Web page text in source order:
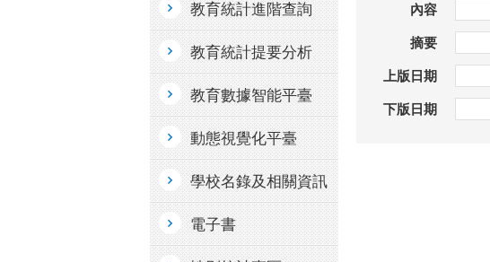
教育統計進階查詢
教育統計提要分析
教育數據智能平臺
動態視覺化平臺
學校名錄及相關資訊
電子書
內容
摘要
上版日期
下版日期